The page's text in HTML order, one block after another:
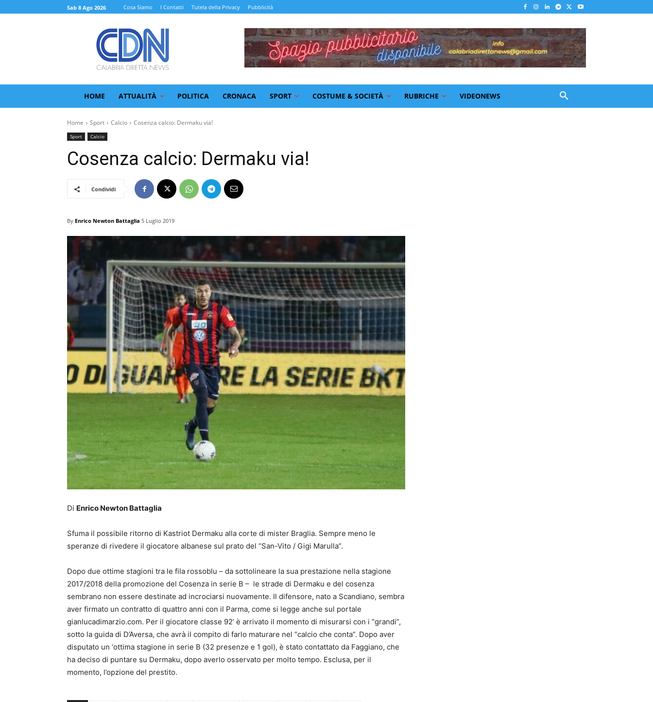
Sab 8 Ago 2026 Cosa Siamo I Contatti Tutela della Privacy Pubblicità
HOME ATTUALITÀ POLITICA CRONACA SPORT COSTUME & SOCIETÀ RUBRICHE VIDEONEWS
Home Sport Calcio Cosenza calcio: Dermaku via!
Sport Calcio
Cosenza calcio: Dermaku via!
Condividi
By Enrico Newton Battaglia 5 Luglio 2019
Di Enrico Newton Battaglia
Sfuma il possibile ritorno di Kastriot Dermaku alla corte di mister Braglia. Sempre meno le
speranze di rivedere il giocatore albanese sul prato del “San-Vito / Gigi Marulla”.
Dopo due ottime stagioni tra le fila rossoblu – da sottolineare la sua prestazione nella stagione
2017/2018 della promozione del Cosenza in serie B – le strade di Dermaku e del cosenza
sembrano non essere destinate ad incrociarsi nuovamente. Il difensore, nato a Scandiano, sembra
aver firmato un contratto di quattro anni con il Parma, come si legge anche sul portale
gianlucadimarzio.com. Per il giocatore classe 92’ è arrivato il momento di misurarsi con i “grandi”,
sotto la guida di D’Aversa, che avrà il compito di farlo maturare nel “calcio che conta”. Dopo aver
disputato un ‘ottima stagione in serie B (32 presenze e 1 gol), è stato contattato da Faggiano, che
ha deciso di puntare su Dermaku, dopo averlo osservato per molto tempo. Esclusa, per il
momento, l’opzione del prestito.